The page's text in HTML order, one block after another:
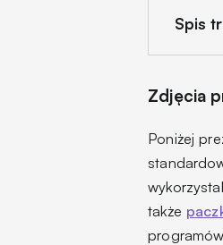
Spis
Zdjęcia
Poniżej
także